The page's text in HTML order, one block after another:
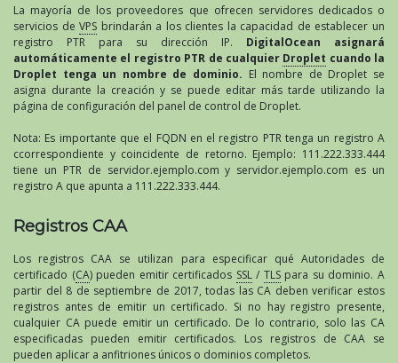
La mayoría de los proveedores que ofrecen servidores dedicados o
servicios deVPS brindarán a los clientes la capacidad de establecer un
registro PTR para su dirección IP. DigitalOcean asignará
automáticamente el registro PTR de cualquier Droplet cuando la
Droplet tenga un nombre de dominio. El nombre de Droplet se
asigna durante la creación y se puede editar más tarde utilizando la
página de configuración del panel de control de Droplet.
Nota: Es importante que el FQDN en el registro PTR tenga un registro A
ccorrespondiente y coincidente de retorno. Ejemplo: 111.222.333.444
tiene un PTR de servidor.ejemplo.com y servidor.ejemplo.com es un
registro A que apunta a 111.222.333.444.
Registros CAA
Los registros CAA se utilizan para especificar qué Autoridades de
certificado (CA) pueden emitir certificados SSL/ TLSpara su dominio. A
partir del 8 de septiembre de 2017, todas las CA deben verificar estos
registros antes de emitir un certificado. Si no hay registro presente,
cualquier CA puede emitir un certificado. De lo contrario, solo las CA
especificadas pueden emitir certificados. Los registros de CAA se
pueden aplicar a anfitriones únicos o dominios completos.